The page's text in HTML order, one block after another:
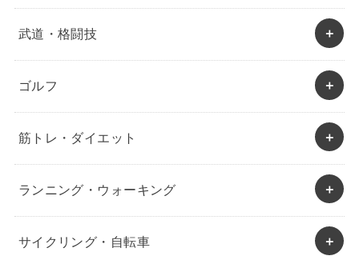
武道・格闘技
ゴルフ
筋トレ・ダイエット
ランニング・ウォーキング
サイクリング・自転車